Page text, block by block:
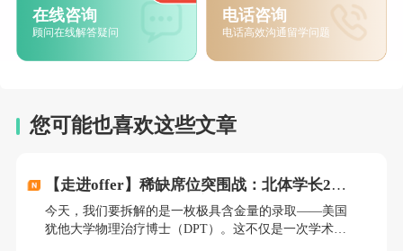
语言要求方面
，托福建议100以上，雅思7.0到
7.5。另外提醒一下跨专业的同学，哥大明确要
的有学分有成绩的课程，Coursera那些MOOC
申请时间线也要注意：优先截止日期是2026年
1月15日，最终截止日期是 2月15日 。滚动审核
在线咨询
顾问在线解答疑问
电话咨询
电话高效沟通留学问题
您可能也喜欢这些文章
【走进offer】稀缺席位突围战：北体学长2年
长线规划，逆势拿下全美仅招个位数的DPT博
士！
今天，我们要拆解的是一枚极具含金量的录取——美国
犹他大学物理治疗博士（DPT）。这不仅是一次学术能